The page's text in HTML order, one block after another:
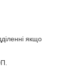
якщо